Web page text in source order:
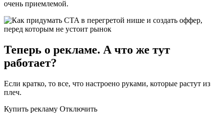
очень приемлемой.
Теперь о рекламе. А что же тут
работает?
Если кратко, то все, что настроено руками, которые растут из
плеч.
Купить рекламу Отключить